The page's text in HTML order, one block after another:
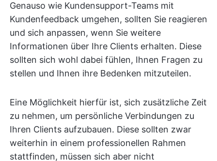
Genauso wie Kundensupport-Teams mit
Kundenfeedback umgehen, sollten Sie reagieren
und sich anpassen, wenn Sie weitere
Informationen über Ihre Clients erhalten. Diese
sollten sich wohl dabei fühlen, Ihnen Fragen zu
stellen und Ihnen ihre Bedenken mitzuteilen.
Eine Möglichkeit hierfür ist, sich zusätzliche Zeit
zu nehmen, um persönliche Verbindungen zu
Ihren Clients aufzubauen. Diese sollten zwar
weiterhin in einem professionellen Rahmen
stattfinden, müssen sich aber nicht